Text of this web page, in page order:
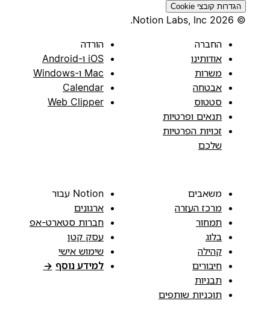
הגדרות קובצי Cookie
© 2026 Notion Labs, Inc.
החברה
אודותינו
משרות
אבטחה
סטטוס
תנאים ופרטיות
זכויות הפרטיות
שלכם
הורדה
iOS ו-Android
Mac ו-Windows
Calendar
Web Clipper
משאבים
מרכז העזרה
תמחור
בלוג
קהילה
חיבורים
תבניות
תוכניות שותפים
Notion עבור
ארגונים
חברות סטארט-אפ
עסק קטן
שימוש אישי
למידע נוסף →